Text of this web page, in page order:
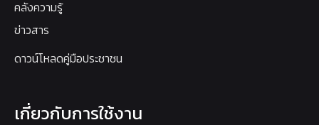
คลังความรู้
ข่าวสาร
ดาวน์โหลดคู่มือประชาชน
เกี่ยวกับการใช้งาน